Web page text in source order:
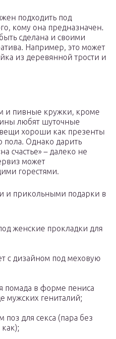
подходить под
кому она предназначен.
сделана и своими
Например, это может
из деревянной трости и
и пивные кружки, кроме
любят шуточные
хороши как презенты
пола. Однако дарить
счастье» – далеко не
может
горестями.
и прикольными подарки в
женские прокладки для
с дизайном под меховую
помада в форме пениса
мужских гениталий;
поз для секса (пара без
как);